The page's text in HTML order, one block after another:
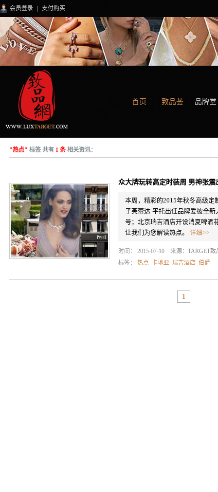
会员登录 支付购买
首页 致品荟 品牌堂
"热点" 标签 共有 1 条相关资讯：
众大牌玩转高定时装周 男神张
本周，精彩的2015年秋冬高级
子芙蕾达·平托出任品牌爱彼全
号；北京瑞吉酒店开设消夏啤酒
让我们为您解读热点。 详细>>
时间： 2015-07-10 来源： TARGET致
标签： 热点 卡地亚 瑞吉酒店 伯爵
1